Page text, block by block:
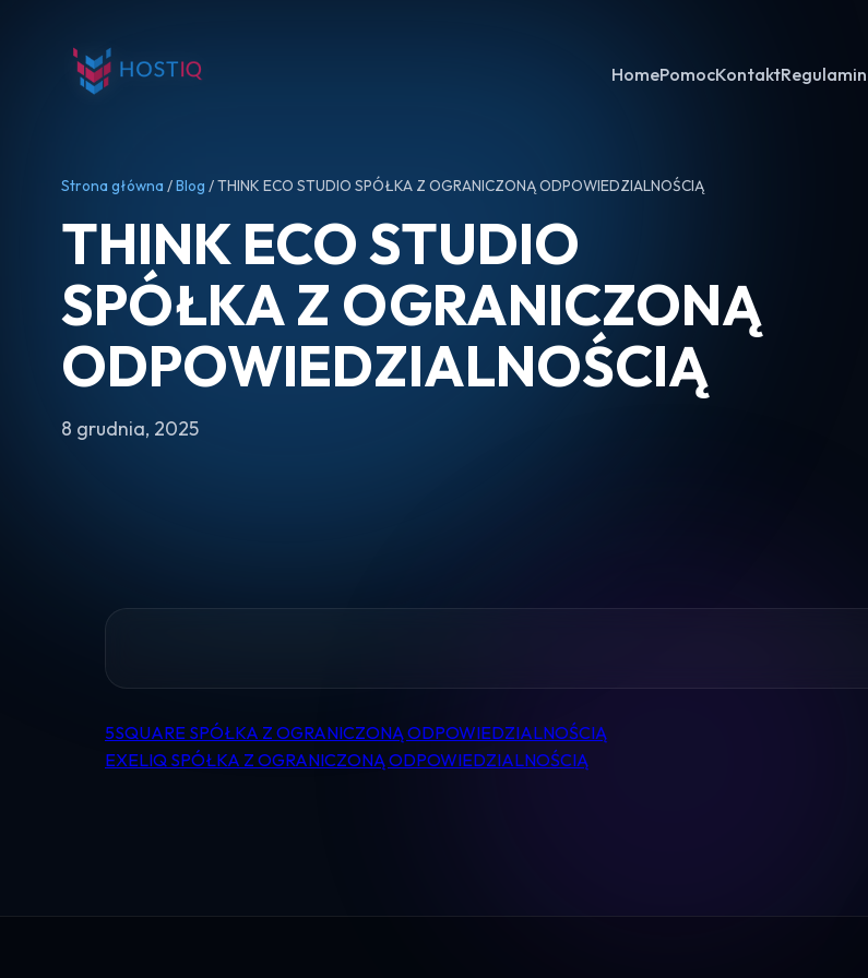
HomePomocKontaktRegulamin
Strona główna /Blog / THINK ECO STUDIO SPÓŁKA Z OGRANICZONĄ ODPOWIEDZIALNOŚCIĄ
THINK ECO STUDIO
SPÓŁKA Z OGRANICZONĄ
ODPOWIEDZIALNOŚCIĄ
8 grudnia, 2025
Nawigacja
5SQUARE SPÓŁKA Z OGRANICZONĄ ODPOWIEDZIALNOŚCIĄ
EXELIQ SPÓŁKA Z OGRANICZONĄ ODPOWIEDZIALNOŚCIĄ